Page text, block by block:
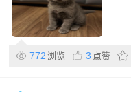
772 浏览 3 点赞